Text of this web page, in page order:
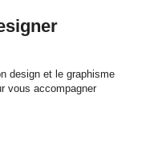
design et le graphisme
vous accompagner